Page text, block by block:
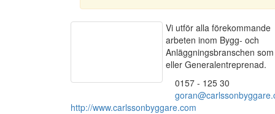
Vi utför alla förekommande
arbeten inom Bygg- och
Anläggningsbranschen
eller Generalentreprenad.
0157 - 125 30
http://www.carlssonbyggare.com